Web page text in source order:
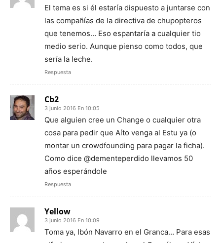
El tema es si él estaría dispuesto a juntarse con
las compañías de la directiva de chupopteros
que tenemos… Eso espantaría a cualquier tio
medio serio. Aunque pienso como todos, que
sería la leche.
Respuesta
Cb2
3 junio 2016 En 10:05
Que alguien cree un Change o cualquier otra
cosa para pedir que Aíto venga al Estu ya (o
montar un crowdfounding para pagar la ficha).
Como dice @dementeperdido llevamos 50
años esperándole
Respuesta
Yellow
3 junio 2016 En 10:09
Toma ya, Ibón Navarro en el Granca… Para esas